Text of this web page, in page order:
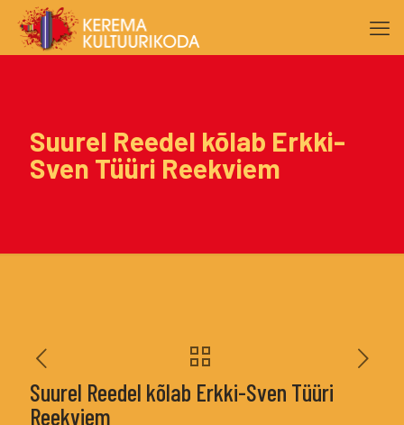
Suurel Reedel kõlab Erkki-
Sven Tüüri Reekviem
Suurel Reedel kõlab Erkki-Sven Tüüri
Reekviem